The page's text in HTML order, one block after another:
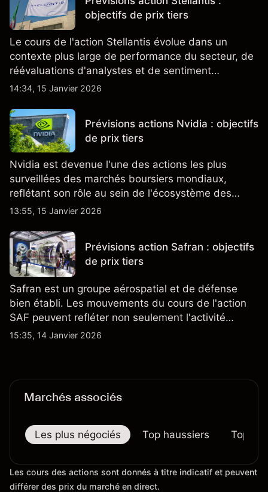
objectifs de prix tiers
Le cours de l'action Stellantis évolue dans un
contexte plus large de performance du secteur, de
réévaluations d'analystes et de sentiment
changeant, qui ensemble aident à comprendre
14:34, 15 Janvier 2026
Prévisions actions Nvidia : objectifs
de prix tiers
Nvidia est devenue l'une des actions les plus
surveillées des marchés boursiers mondiaux,
reflétant son rôle au sein de l'écosystème des
semi-conducteurs et de l'IA.
13:55, 15 Janvier 2026
Prévisions action Safran : objectifs
de prix tiers
Safran est un groupe aérospatial et de défense
bien établi. Les mouvements du cours de l'action
SAF peuvent refléter non seulement l'activité
quotidienne du marché, mais aussi la position de
15:35, 14 Janvier 2026
Marchés associés
Les plus négociés Top haussiers Top
Les cours des actions sont donnés à titre indicatif et peuvent
différer des prix du marché en direct.